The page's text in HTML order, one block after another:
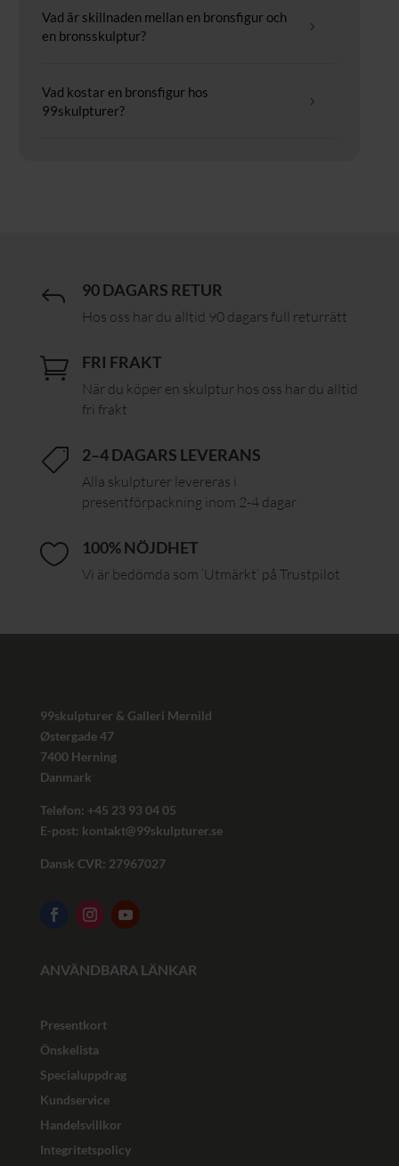
5
Vad är skillnaden mellan en bronsfigur och
en bronsskulptur?
5
Vad kostar en bronsfigur hos
99skulpturer?
J 90 DAGARS RETUR
Hos oss har du alltid 90 dagars full returrätt
 FRI FRAKT
När du köper en skulptur hos oss har du alltid
fri frakt
 2–4 DAGARS LEVERANS
Alla skulpturer levereras i
presentförpackning inom 2-4 dagar
 100% NÖJDHET
Vi är bedömda som ’Utmärkt’ på Trustpilot
99skulpturer & Galleri Mernild
Østergade 47
7400 Herning
Danmark
Telefon: +45 23 93 04 05
E-post: kontakt@99skulpturer.se
Dansk CVR: 27967027
ANVÄNDBARA LÄNKAR
Presentkort
Önskelista
Specialuppdrag
Kundservice
Handelsvillkor
Integritetspolicy